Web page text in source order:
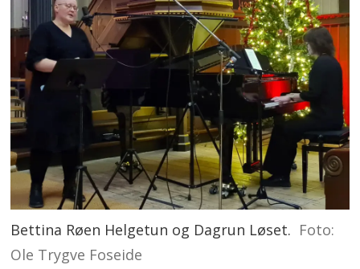
Synes livets kamp deg hård
Aldri skal du miste motet
Når i bønn til ham du går
Selv om kjærest venn deg svikter
Aldri svikter deg Guds sønn
Han alene deg kan trøste
Tal til ham om alt i bønn!
Er ditt hjerte fullt av uro?
Tror du trengsler forestår?
Bettina Røen Helgetun og Dagrun Løset. Foto:
Ole Trygve Foseide